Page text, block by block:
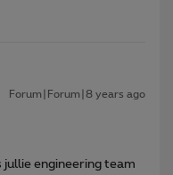
Forum|Forum|8 years ago
jullie engineering team